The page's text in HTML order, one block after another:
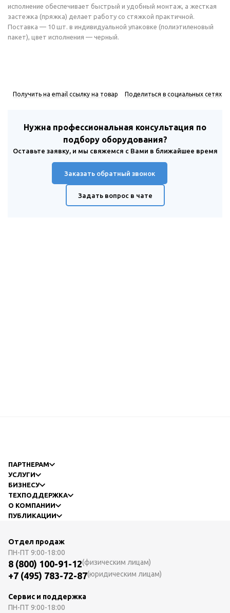
исполнение обеспечивает быстрый и удобный монтаж, а жесткая
застежка (пряжка) делает работу со стяжкой практичной.
Поставка — 10 шт. в индивидуальной упаковке (полиэтиленовый
пакет), цвет исполнения — черный.
Получить на email ссылку на товар Поделиться в социальных сетях
Нужна профессиональная консультация по
подбору оборудования?
Оставьте заявку, и мы свяжемся с Вами в ближайшее время
Заказать обратный звонок
Задать вопрос в чате
ПАРТНЕРАМ
УСЛУГИ
БИЗНЕСУ
ТЕХПОДДЕРЖКА
О КОМПАНИИ
ПУБЛИКАЦИИ
Отдел продаж
ПН-ПТ 9:00-18:00
8 (800) 100-91-12(физическим лицам)
+7 (495) 783-72-87(юридическим лицам)
Сервис и поддержка
ПН-ПТ 9:00-18:00